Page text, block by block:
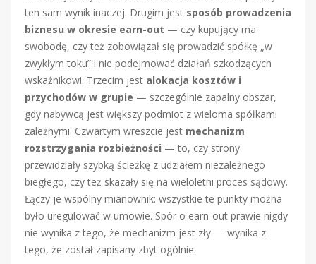
ten sam wynik inaczej. Drugim jest sposób prowadzenia
biznesu w okresie earn-out — czy kupujący ma
swobodę, czy też zobowiązał się prowadzić spółkę „w
zwykłym toku” i nie podejmować działań szkodzących
wskaźnikowi. Trzecim jest alokacja kosztów i
przychodów w grupie — szczególnie zapalny obszar,
gdy nabywcą jest większy podmiot z wieloma spółkami
zależnymi. Czwartym wreszcie jest mechanizm
rozstrzygania rozbieżności — to, czy strony
przewidziały szybką ścieżkę z udziałem niezależnego
biegłego, czy też skazały się na wieloletni proces sądowy.
Łączy je wspólny mianownik: wszystkie te punkty można
było uregulować w umowie. Spór o earn-out prawie nigdy
nie wynika z tego, że mechanizm jest zły — wynika z
tego, że został zapisany zbyt ogólnie.